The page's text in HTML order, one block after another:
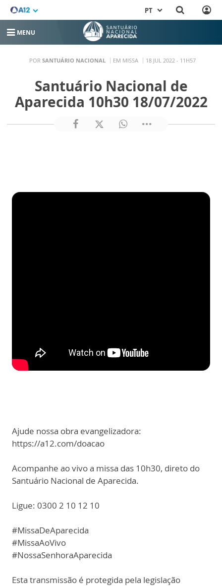
PT
MENU
POR SANTUÁRIO NACIONAL EM MISSA 18 JUL 2022 - 11H57
Santuário Nacional de
Aparecida 10h30 18/07/2022
Ajude nossa obra evangelizadora:
https://a12.com/doacao
Acompanhe ao vivo a missa das 10h30, direto do
Santuário Nacional de Aparecida.
Ligue: 0300 2 10 12 10
#MissaDeAparecida
#MissaAoVivo
#NossaSenhoraAparecida
Esta transmissão é protegida pela legislação